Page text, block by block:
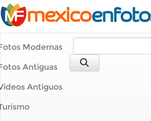
Modernas
Antiguas
Antiguos